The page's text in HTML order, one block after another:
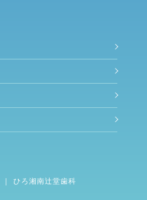
｜ ひろ湘南辻堂歯科